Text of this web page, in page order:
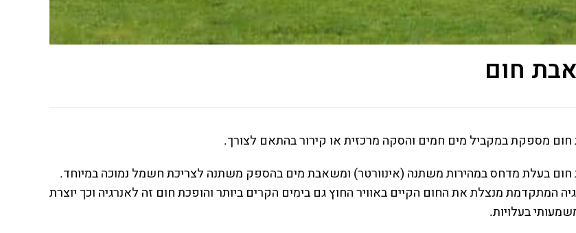
חום
מספקת במקביל מים חמים והסקה מרכזית או קירור בהתאם לצורך.
בעלת מדחס במהירות משתנה (אינוורטר) ומשאבת מים בהספק משתנה לצריכת חשמל נמוכה במיוחד.
המתקדמת מנצלת את החום הקיים באוויר החוץ גם בימים הקרים ביותר והופכת חום זה לאנרגיה וכך יוצרת
בעלויות.